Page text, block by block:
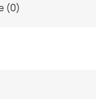
(0)